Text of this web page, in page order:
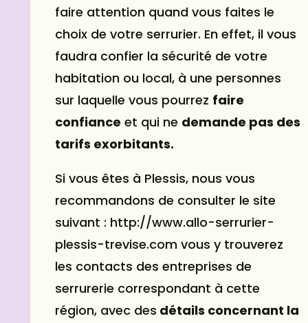
faire attention quand vous faites le
choix de votre serrurier. En effet, il vous
faudra confier la sécurité de votre
habitation ou local, à une personnes
sur laquelle vous pourrez faire
confiance et qui ne demande pas des
tarifs exorbitants.
Si vous êtes à Plessis, nous vous
recommandons de consulter le site
suivant : http://www.allo-serrurier-
plessis-trevise.com vous y trouverez
les contacts des entreprises de
serrurerie correspondant à cette
région, avec des détails concernant la